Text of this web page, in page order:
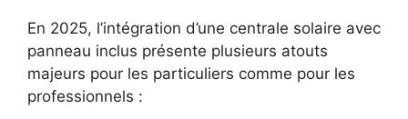
En 2025, l’intégration d’une centrale solaire avec
panneau inclus présente plusieurs atouts
majeurs pour les particuliers comme pour les
professionnels :